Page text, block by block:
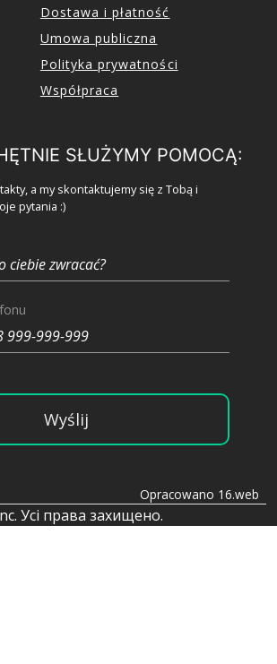
Dostawa i płatność
Umowa publiczna
Polityka prywatności
Współpraca
SŁUŻYMY POMOCĄ:
a my skontaktujemy się z Tobą i
pytania :)
Wyślij
Opracowano 16.web
Усі права захищено.